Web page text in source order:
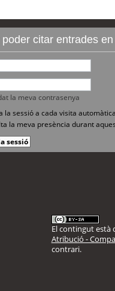
citar entrades
la meva contrasenya
la sessió a cada visita
la meva presència durant
El contingut està
Atribució -
contrari.